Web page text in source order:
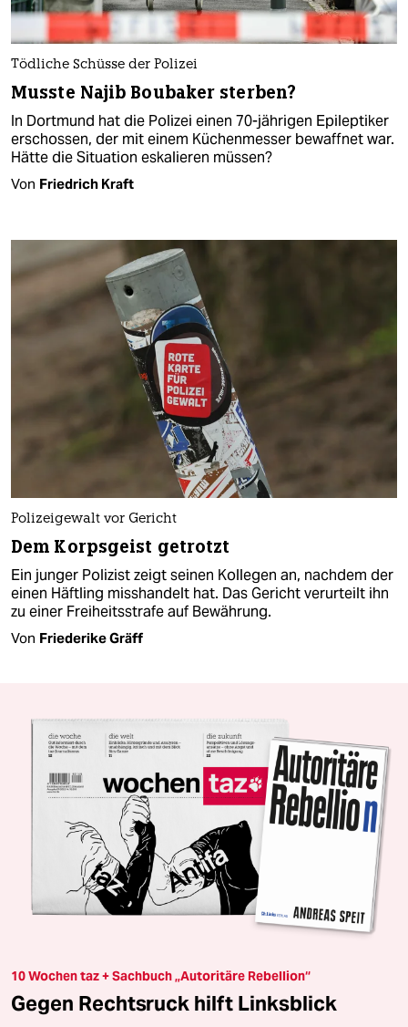
Tödliche Schüsse der Polizei
Musste Najib Boubaker sterben?
In Dortmund hat die Polizei einen 70-jährigen Epileptiker
erschossen, der mit einem Küchenmesser bewaffnet war.
Hätte die Situation eskalieren müssen?
Von Friedrich Kraft
Polizeigewalt vor Gericht
Dem Korpsgeist getrotzt
Ein junger Polizist zeigt seinen Kollegen an, nachdem der
einen Häftling misshandelt hat. Das Gericht verurteilt ihn
zu einer Freiheitsstrafe auf Bewährung.
Von Friederike Gräff
10 Wochen taz + Sachbuch „Autoritäre Rebellion“
Gegen Rechtsruck hilft Linksblick